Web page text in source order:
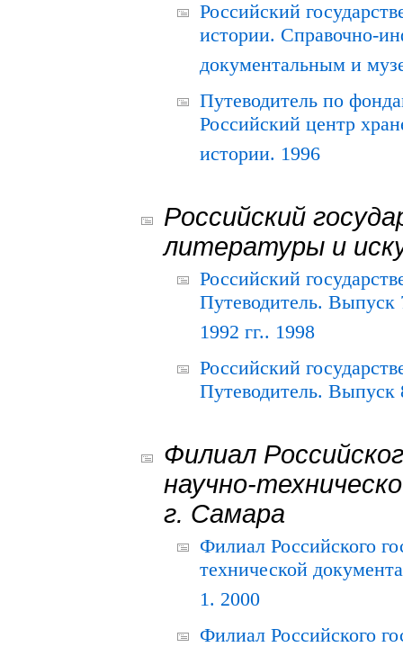
Российский
истории. Справочно-
документальным и
Путеводитель по
Российский центр
истории. 1996
Российский
литературы и
Российский
Путеводитель.
1992 гг.. 1998
Российский
Путеводитель. Выпуск
Филиал
научно-
г. Самара
Филиал Российского
технической
1. 2000
Филиал Российского